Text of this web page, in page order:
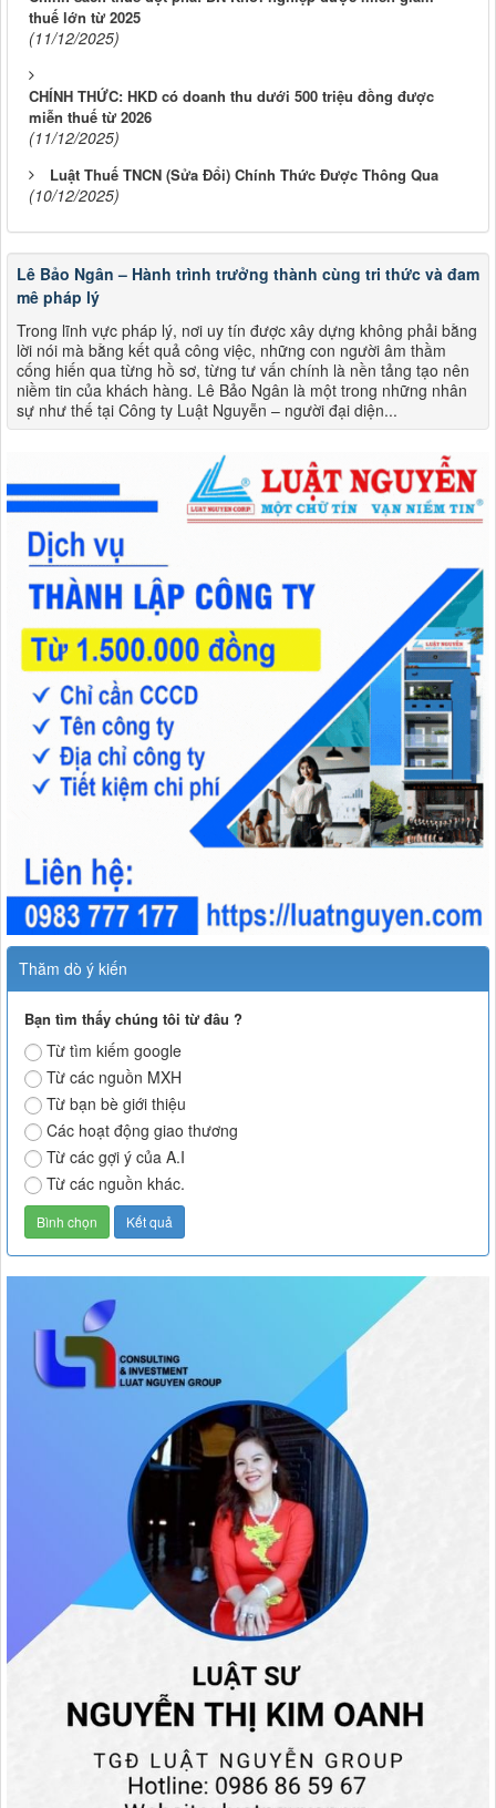
thuế lớn từ 2025
(11/12/2025)
CHÍNH THỨC: HKD có doanh thu dưới 500 triệu đồng được
miễn thuế từ 2026
(11/12/2025)
Luật Thuế TNCN (Sửa Đổi) Chính Thức Được Thông Qua
(10/12/2025)
Lê Bảo Ngân – Hành trình trưởng thành cùng tri thức và đam
mê pháp lý
Trong lĩnh vực pháp lý, nơi uy tín được xây dựng không phải bằng
lời nói mà bằng kết quả công việc, những con người âm thầm
cống hiến qua từng hồ sơ, từng tư vấn chính là nền tảng tạo nên
niềm tin của khách hàng. Lê Bảo Ngân là một trong những nhân
sự như thế tại Công ty Luật Nguyễn – người đại diện...
Thăm dò ý kiến
Bạn tìm thấy chúng tôi từ đâu ?
Từ tìm kiếm google
Từ các nguồn MXH
Từ bạn bè giới thiệu
Các hoạt động giao thương
Từ các gợi ý của A.I
Từ các nguồn khác.